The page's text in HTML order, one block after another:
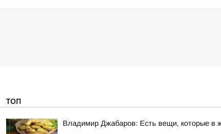
ТОП
Владимир Джабаров: Есть вещи, которые в